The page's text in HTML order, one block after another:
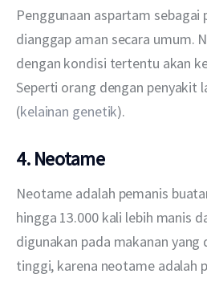
Penggunaan aspartam sebagai
dianggap aman secara umum.
dengan kondisi tertentu akan
Seperti orang dengan penyakit
(kelainan genetik).
4. Neotame
Neotame adalah pemanis
hingga 13.000 kali lebih manis
digunakan pada makanan yang
tinggi, karena neotame adalah